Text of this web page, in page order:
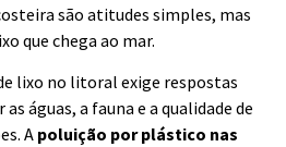
são atitudes simples, mas
que chega ao mar.
lixo no litoral exige respostas
águas, a fauna e a qualidade de
A poluição por plástico nas